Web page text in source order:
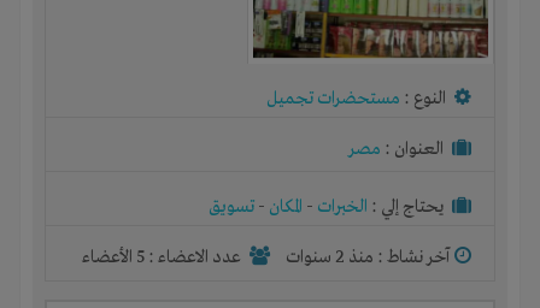
النوع : مستحضرات تجميل
العنوان : مصر
يحتاج إلي : الخبرات - المكان - تسويق
آخر نشاط : منذ 2 سنوات عدد الاعضاء : 5 الأعضاء